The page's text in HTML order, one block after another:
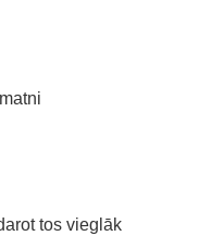
tos vieglāk